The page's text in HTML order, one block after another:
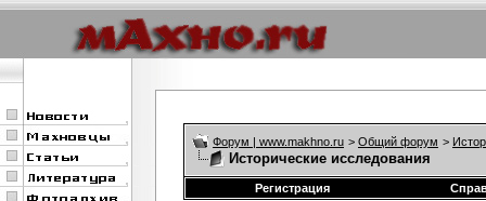
Форум | www.makhno.ru > Общий форум >
Исторические исследования
Регистрация